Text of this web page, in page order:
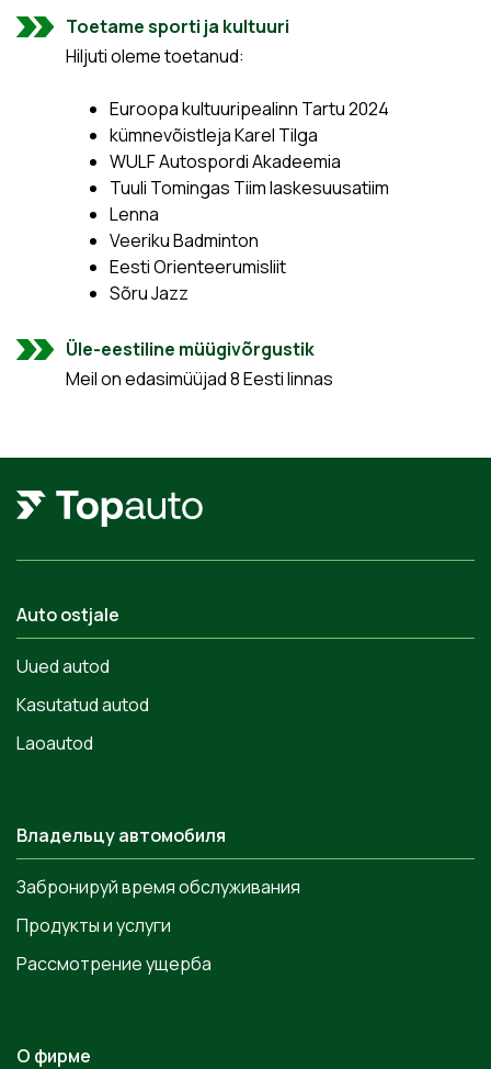
Toetame sporti ja kultuuri
Hiljuti oleme toetanud:
Euroopa kultuuripealinn Tartu 2024
kümnevõistleja Karel Tilga
WULF Autospordi Akadeemia
Tuuli Tomingas Tiim laskesuusatiim
Lenna
Veeriku Badminton
Eesti Orienteerumisliit
Sõru Jazz
Üle-eestiline müügivõrgustik
Meil on edasimüüjad 8 Eesti linnas
Auto ostjale
Uued autod
Kasutatud autod
Laoautod
Владельцу автомобиля
Забронируй время обслуживания
Продукты и услуги
Рассмотрение ущерба
О фирме